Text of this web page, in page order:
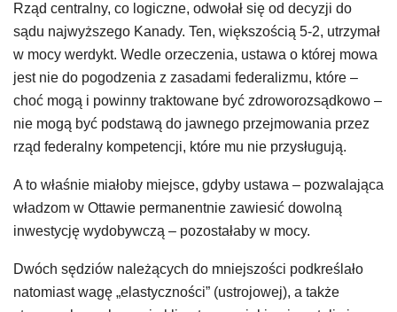
Rząd centralny, co logiczne, odwołał się od decyzji do
sądu najwyższego Kanady. Ten, większością 5-2, utrzymał
w mocy werdykt. Wedle orzeczenia, ustawa o której mowa
jest nie do pogodzenia z zasadami federalizmu, które –
choć mogą i powinny traktowane być zdroworozsądkowo –
nie mogą być podstawą do jawnego przejmowania przez
rząd federalny kompetencji, które mu nie przysługują.
A to właśnie miałoby miejsce, gdyby ustawa – pozwalająca
władzom w Ottawie permanentnie zawiesić dowolną
inwestycję wydobywczą – pozostałaby w mocy.
Dwóch sędziów należących do mniejszości podkreślało
natomiast wagę „elastyczności” (ustrojowej), a także